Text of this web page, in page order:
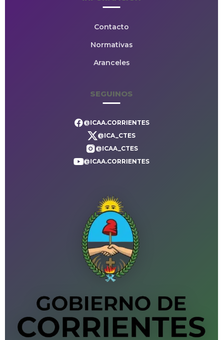
Contacto
Normativas
Aranceles
SEGUINOS
@ICAA.CORRIENTES
@ICA_CTES
@ICAA_CTES
@ICAA.CORRIENTES